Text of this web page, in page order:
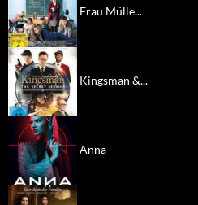
Frau Mülle...
Kingsman &...
Anna